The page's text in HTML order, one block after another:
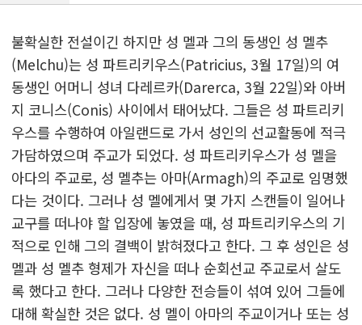
불확실한 전설이긴 하지만 성 멜과 그의 동생인 성 멜추
(Melchu)는 성 파트리키우스(Patricius, 3월 17일)의 여
동생인 어머니 성녀 다레르카(Darerca, 3월 22일)와 아버
지 코니스(Conis) 사이에서 태어났다. 그들은 성 파트리키
우스를 수행하여 아일랜드로 가서 성인의 선교활동에 적극
가담하였으며 주교가 되었다. 성 파트리키우스가 성 멜을
아다의 주교로, 성 멜추는 아마(Armagh)의 주교로 임명했
다는 것이다. 그러나 성 멜에게서 몇 가지 스캔들이 일어나
교구를 떠나야 할 입장에 놓였을 때, 성 파트리키우스의 기
적으로 인해 그의 결백이 밝혀졌다고 한다. 그 후 성인은 성
멜과 성 멜추 형제가 자신을 떠나 순회선교 주교로서 살도
록 했다고 한다. 그러나 다양한 전승들이 섞여 있어 그들에
대해 확실한 것은 없다. 성 멜이 아마의 주교이거나 또는 성